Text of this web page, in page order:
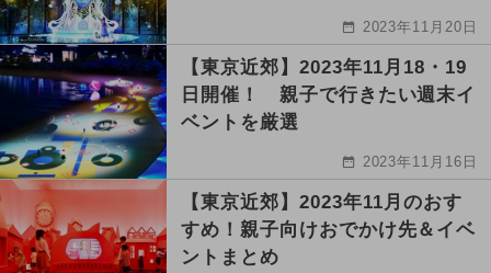
2023年11月20日
【東京近郊】2023年11月18・19
日開催！ 親子で行きたい週末イ
ベントを厳選
2023年11月16日
【東京近郊】2023年11月のおす
すめ！親子向けおでかけ先＆イベ
ントまとめ